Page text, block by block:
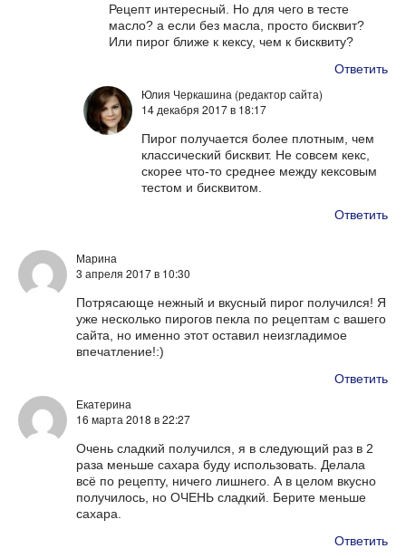
Рецепт интересный. Но для чего в тесте
масло? а если без масла, просто бисквит?
Или пирог ближе к кексу, чем к бисквиту?
Ответить
Юлия Черкашина (редактор сайта)
14 декабря 2017в 18:17
Пирог получается более плотным, чем
классический бисквит. Не совсем кекс,
скорее что-то среднее между кексовым
тестом и бисквитом.
Ответить
Марина
3 апреля 2017в 10:30
Потрясающе нежный и вкусный пирог получился! Я
уже несколько пирогов пекла по рецептам с вашего
сайта, но именно этот оставил неизгладимое
впечатление!:)
Ответить
Екатерина
16 марта 2018 в 22:27
Очень сладкий получился, я в следующий раз в 2
раза меньше сахара буду использовать. Делала
всё по рецепту, ничего лишнего. А в целом вкусно
получилось, но ОЧЕНЬ сладкий. Берите меньше
сахара.
Ответить